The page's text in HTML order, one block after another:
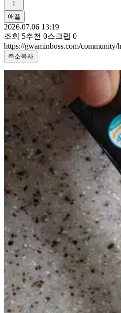
애플
2026.07.06 13:19
조회 5추천 0스크랩 0
https://gwaminboss.com/community/
주소복사